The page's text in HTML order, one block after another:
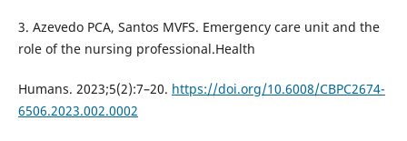
3. Azevedo PCA, Santos MVFS. Emergency care unit and the
role of the nursing professional.Health
Humans. 2023;5(2):7–20. https://doi.org/10.6008/CBPC2674-
6506.2023.002.0002